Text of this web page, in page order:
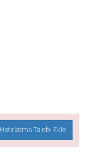
Hatırlatma Talebi Ekle